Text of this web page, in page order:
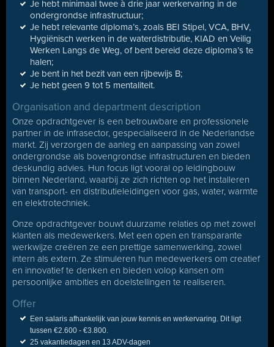
Je hebt minimaal twee à drie jaar werkervaring in de
ondergrondse infrastructuur;
Je hebt relevante diploma’s, zoals BEI Stipel, VCA, BHV,
Hygiënisch werken in de waterdistributie, KIAD en Veilig
Werken Langs de Weg, of bent bereid deze diploma’s te
halen;
Je bent in het bezit van een rijbewijs B;
Je hebt geen 9 tot 5 mentaliteit.
Organisation and department description
Onze opdrachtgever is een betrouwbare en professionele
partner in de infrasector, gespecialiseerd in de Nederlandse
markt. Zij verzorgen de aanleg en aanpassing van zowel
ondergrondse als bovengrondse infrastructuren en bieden
deskundig advies. Hun focus ligt vooral op leidingbouw
binnen Nederland, waarbij ze zich richten op het installeren
van transport- en distributieleidingen voor gas, water, warmte
en elektrotechniek.
Onze opdrachtgever bouwt duurzame relaties op met zowel
klanten als medewerkers. Met een open en transparante
werkwijze creëren ze een prettige samenwerking, zowel
intern als extern. Ze stimuleren hun medewerkers om creatief
en innovatief te denken en bieden volop kansen om
persoonlijke ambities en doelstellingen te realiseren.
Offer
Een salaris afhankelijk van jouw kennis en werkervaring. Dit ligt
tussen €2.600 - €3.800.
25 vakantiedagen en 13 ADV-dagen